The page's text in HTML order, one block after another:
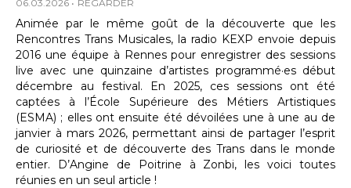
06.03.2026 REGARDER
Animée par le même goût de la découverte que les
Rencontres Trans Musicales, la radio KEXP envoie depuis
2016 une équipe à Rennes pour enregistrer des sessions
live avec une quinzaine d’artistes programmé·es début
décembre au festival. En 2025, ces sessions ont été
captées à l’École Supérieure des Métiers Artistiques
(ESMA) ; elles ont ensuite été dévoilées une à une au de
janvier à mars 2026, permettant ainsi de partager l’esprit
de curiosité et de découverte des Trans dans le monde
entier. D’Angine de Poitrine à Zonbi, les voici toutes
réunies en un seul article !